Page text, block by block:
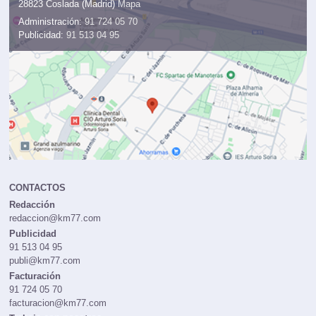
28823 Coslada (Madrid) Mapa
Administración: 91 724 05 70
Publicidad: 91 513 04 95
CONTACTOS
Redacción
redaccion@km77.com
Publicidad
91 513 04 95
publi@km77.com
Facturación
91 724 05 70
facturacion@km77.com